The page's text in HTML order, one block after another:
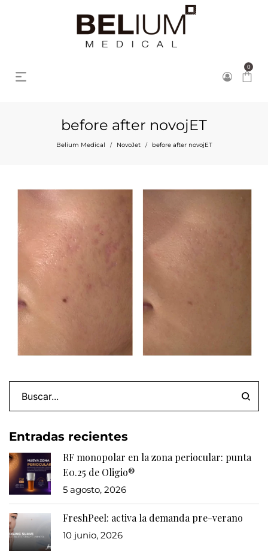
0
before after novojET
Belium Medical / NovoJet / before after novojET
Entradas recientes
RF monopolar en la zona periocular: punta
E0.25 de Oligio®
5 agosto, 2026
FreshPeel: activa la demanda pre-verano
10 junio, 2026